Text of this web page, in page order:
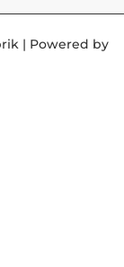
| Powered by